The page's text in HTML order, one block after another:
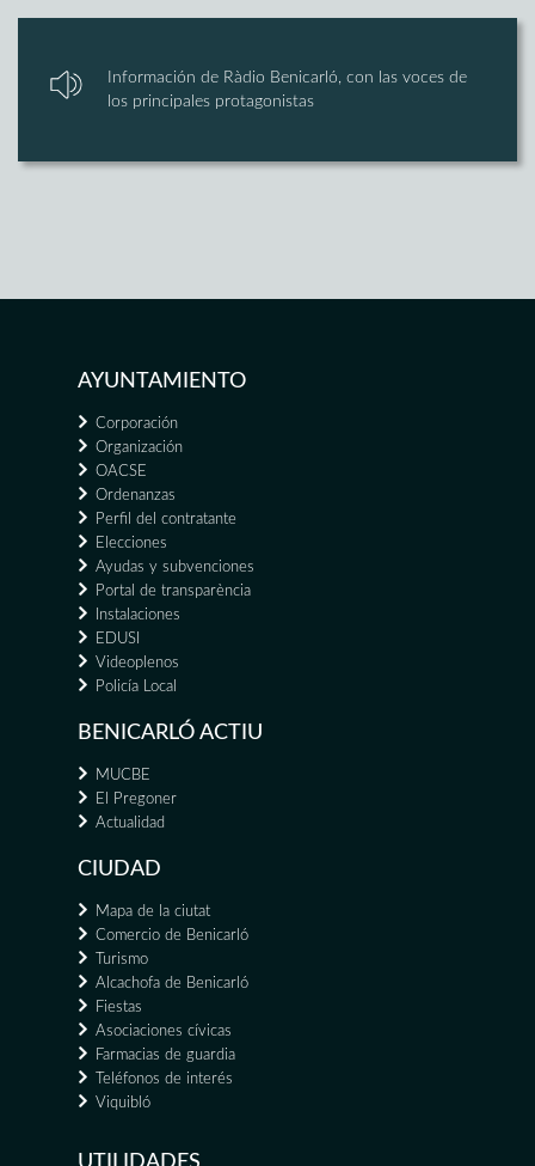
Información de Ràdio Benicarló, con las voces de
los principales protagonistas
AYUNTAMIENTO
Corporación
Organización
OACSE
Ordenanzas
Perfil del contratante
Elecciones
Ayudas y subvenciones
Portal de transparència
Instalaciones
EDUSI
Videoplenos
Policía Local
BENICARLÓ ACTIU
MUCBE
El Pregoner
Actualidad
CIUDAD
Mapa de la ciutat
Comercio de Benicarló
Turismo
Alcachofa de Benicarló
Fiestas
Asociaciones cívicas
Farmacias de guardia
Teléfonos de interés
Viquibló